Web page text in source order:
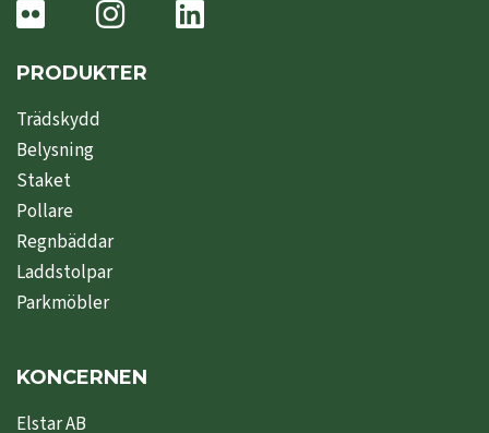
PRODUKTER
Trädskydd
Belysning
Staket
Pollare
Regnbäddar
Laddstolpar
Parkmöbler
KONCERNEN
Elstar AB